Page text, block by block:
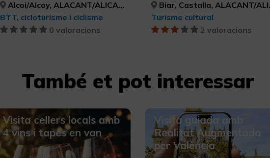
Alcoi/Alcoy, ALACANT/ALICANTE
BTT, cicloturisme i ciclisme
0 valoracions
Biar, Castalla, ALACANT/ALICANTE, ALACANT/ALICANTE
Turisme cultural
2 valoracions
També et pot interessar
Visita cellers locals amb
4 vins i tapes en van
Visita guiada amb
Realitat Augmentada
per València